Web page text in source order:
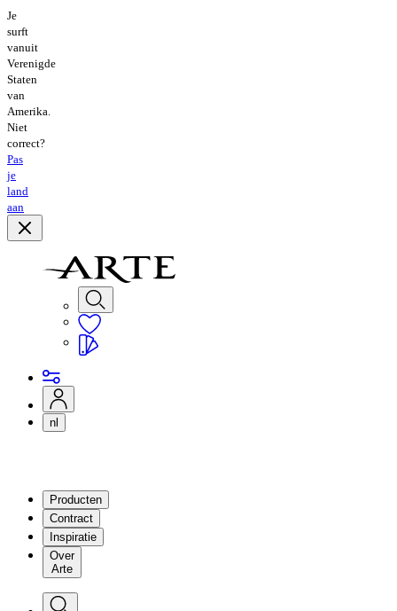
Je
surft
vanuit
Verenigde
Staten
van
Amerika.
Niet
correct?
Pas
je
land
aan
nl
Producten
Contract
Inspiratie
Over
Arte